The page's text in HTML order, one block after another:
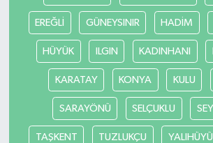
EREĞLİ GÜNEYSINIR HADİM
HÜYÜK ILGIN KADINHANI
KARATAY KONYA KULU
SARAYÖNÜ SELÇUKLU
TAŞKENT TUZLUKÇU